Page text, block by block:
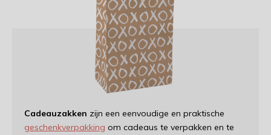
Cadeauzakken zijn een eenvoudige en praktische
geschenkverpakking om cadeaus te verpakken en te